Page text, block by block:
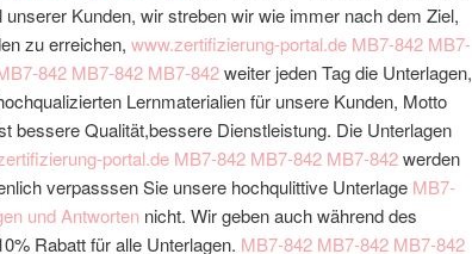
Kunden, wir streben wir wie immer nach dem Ziel,
zu erreichen, www.zertifizierung-portal.de MB7-842 MB7-
842 MB7-842 MB7-842weiter jeden Tag die Unterlagen,
Lernmaterialien für unsere Kunden, Motto
bessere Qualität,bessere Dienstleistung. Die Unterlagen
portal.de MB7-842 MB7-842 MB7-842werden
verpasssen Sie unsere hochqulittive Unterlage MB7-
und Antworten nicht. Wir geben auch während des
Rabatt für alle Unterlagen. MB7-842 MB7-842 MB7-842